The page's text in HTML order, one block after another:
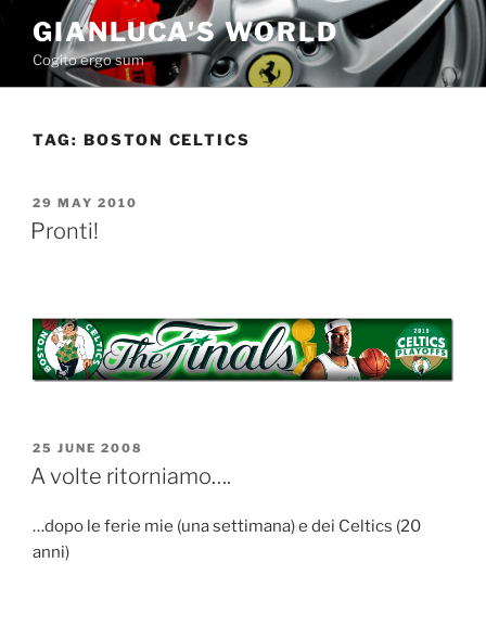
content
GIANLUCA'S WORLD
Cogito ergo sum
TAG: BOSTON CELTICS
POSTED
ON
29 MAY 2010
Pronti!
POSTED
ON
25 JUNE 2008
A volte ritorniamo….
…dopo le ferie mie (una settimana) e dei Celtics (20
anni)